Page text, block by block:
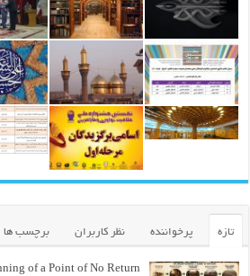
تازه پرخواننده نظر کاربران برچسب ها
of a Point of No Return